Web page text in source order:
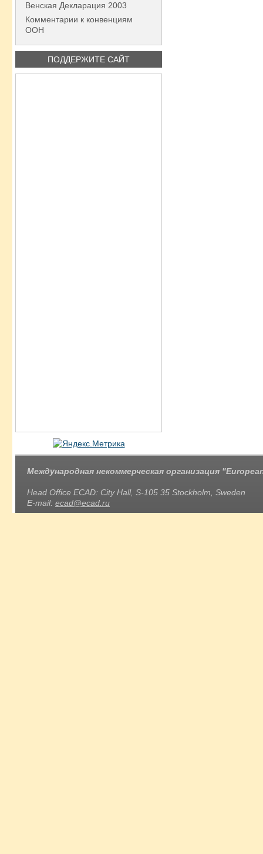
Венская Декларация 2003
Комментарии к конвенциям
ООН
ПОДДЕРЖИТЕ САЙТ
Международная некоммерческая организация
Head Office ECAD: City Hall, S-105 35 Stockholm, Sweden
E-mail: ecad@ecad.ru